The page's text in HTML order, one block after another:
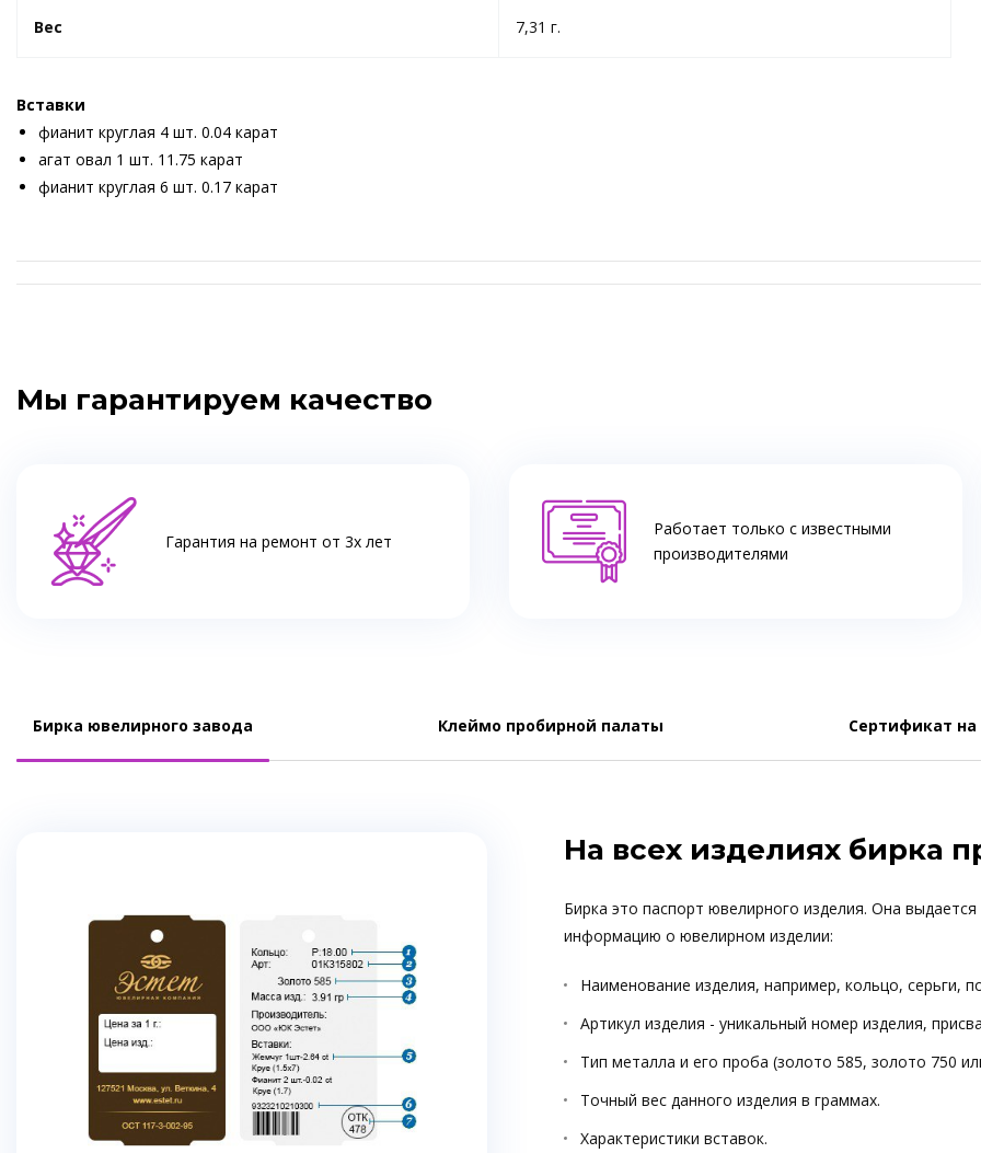
Вес 7,31 г.
Вставки
фианит круглая 4 шт. 0.04 карат
агат овал 1 шт. 11.75 карат
фианит круглая 6 шт. 0.17 карат
Мы гарантируем качество
Гарантия на ремонт от 3х лет
Работает только с известными
производителями
Бирка ювелирного завода Клеймо пробирной палаты Сертификат
На всех изделиях бирка
Бирка это паспорт ювелирного изделия. Она
информацию о ювелирном изделии:
Наименование изделия, например, кольцо, серьги,
Артикул изделия - уникальный номер изделия,
Тип металла и его проба (золото 585, золото 750
Точный вес данного изделия в граммах.
Характеристики вставок.